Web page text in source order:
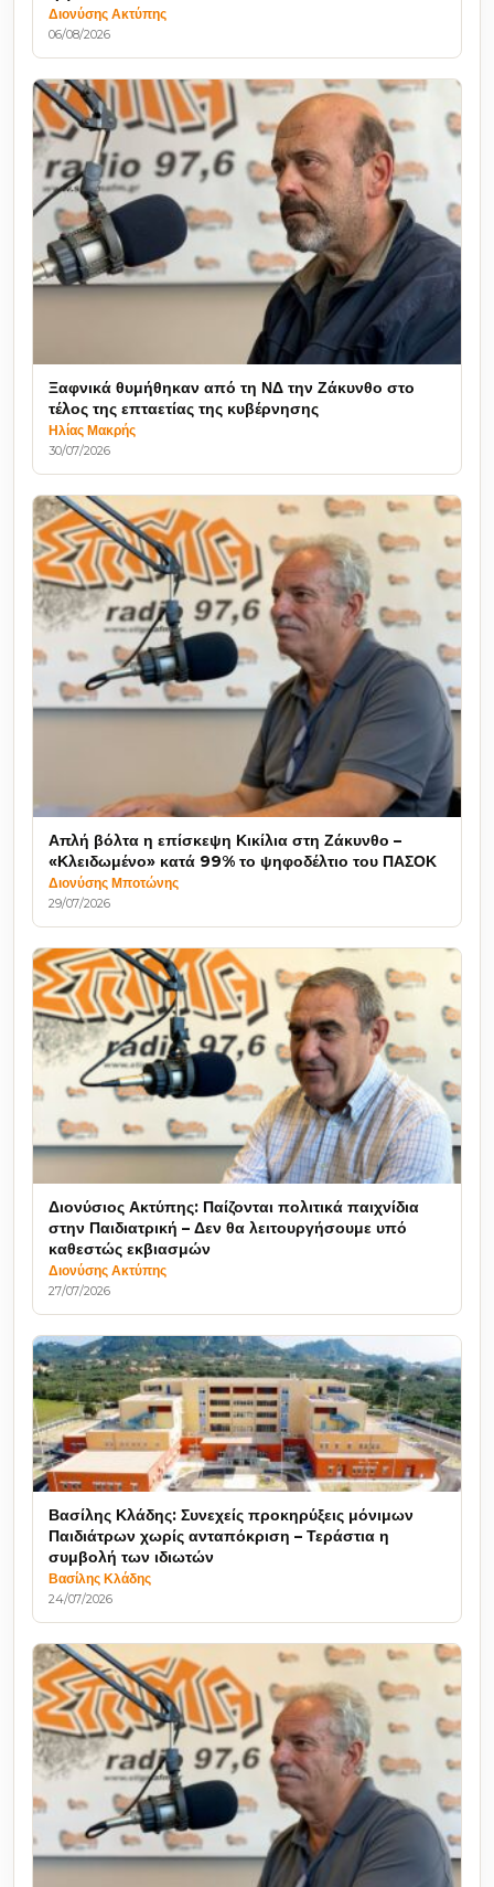
Διονύσης Ακτύπης
06/08/2026
Ξαφνικά θυμήθηκαν από τη ΝΔ την Ζάκυνθο στο
τέλος της επταετίας της κυβέρνησης
Ηλίας Μακρής
30/07/2026
Απλή βόλτα η επίσκεψη Κικίλια στη Ζάκυνθο –
«Κλειδωμένο» κατά 99% το ψηφοδέλτιο του ΠΑΣΟΚ
Διονύσης Μποτώνης
29/07/2026
Διονύσιος Ακτύπης: Παίζονται πολιτικά παιχνίδια
στην Παιδιατρική – Δεν θα λειτουργήσουμε υπό
καθεστώς εκβιασμών
Διονύσης Ακτύπης
27/07/2026
Βασίλης Κλάδης: Συνεχείς προκηρύξεις μόνιμων
Παιδιάτρων χωρίς ανταπόκριση – Τεράστια η
συμβολή των ιδιωτών
Βασίλης Κλάδης
24/07/2026